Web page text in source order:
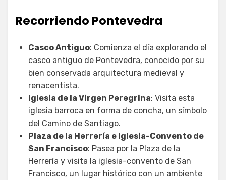
Recorriendo Pontevedra
Casco Antiguo: Comienza el día explorando el
casco antiguo de Pontevedra, conocido por su
bien conservada arquitectura medieval y
renacentista.
Iglesia de la Virgen Peregrina: Visita esta
iglesia barroca en forma de concha, un símbolo
del Camino de Santiago.
Plaza de la Herrería e Iglesia-Convento de
San Francisco: Pasea por la Plaza de la
Herrería y visita la iglesia-convento de San
Francisco, un lugar histórico con un ambiente